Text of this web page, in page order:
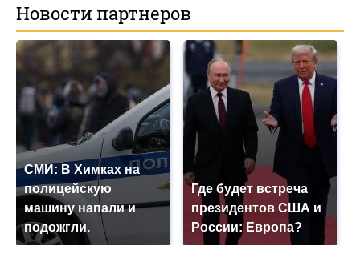
Новости партнеров
СМИ: В Химках на
полицейскую
машину напали и
подожгли.
Где будет встреча
президентов США и
России: Европа?